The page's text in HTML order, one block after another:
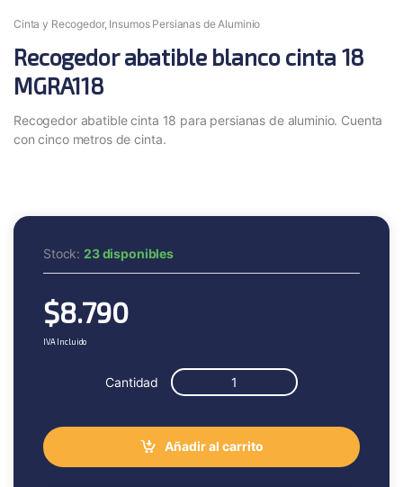
Cinta y Recogedor, Insumos Persianas de Aluminio
Recogedor abatible blanco cinta 18
MGRA118
Recogedor abatible cinta 18 para persianas de aluminio. Cuenta
con cinco metros de cinta.
Stock:23 disponibles
$8.790
IVA Incluido
Cantidad
Añadir al carrito